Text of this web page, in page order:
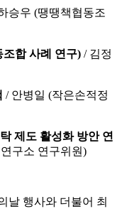
승우 (땡땡책협동조
합 사례 연구) / 김정
/ 안병일 (작은손적정
제도 활성화 방안 연
구소 연구위원)
날 행사와 더불어 최